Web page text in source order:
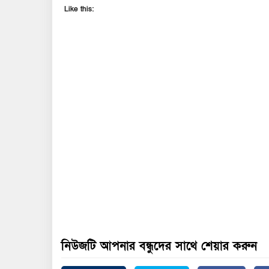
Like this:
নিউজটি আপনার বন্ধুদের সাথে শেয়ার করুন